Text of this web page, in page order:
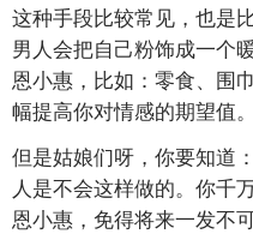
这种手段比较常见，也是
男人会把自己粉饰成一个
恩小惠，比如：零食、围
幅提高你对情感的期望值。
但是姑娘们呀，你要知道
人是不会这样做的。你千
恩小惠，免得将来一发不可